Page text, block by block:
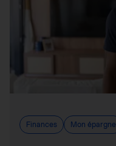
Finances Mon épargne